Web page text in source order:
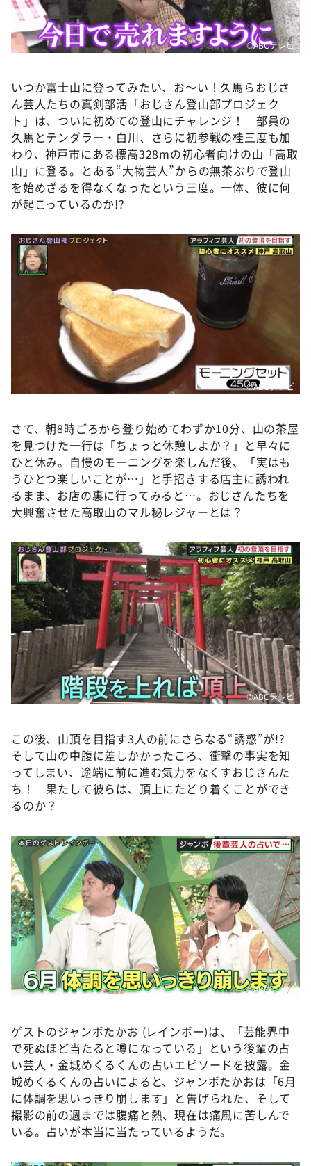
©️ABCテレビ
いつか富士山に登ってみたい、お〜い！久馬らおじさ
ん芸人たちの真剣部活「おじさん登山部プロジェク
ト」は、ついに初めての登山にチャレンジ！ 部員の
久馬とテンダラー・白川、さらに初参戦の桂三度も加
わり、神戸市にある標高328mの初心者向けの山「高取
山」に登る。とある“大物芸人”からの無茶ぶりで登山
を始めざるを得なくなったという三度。一体、彼に何
が起こっているのか!?
©️ABCテレビ
さて、朝8時ごろから登り始めてわずか10分、山の茶屋
を見つけた一行は「ちょっと休憩しよか？」と早々に
ひと休み。自慢のモーニングを楽しんだ後、「実はも
うひとつ楽しいことが…」と手招きする店主に誘われ
るまま、お店の裏に行ってみると…。おじさんたちを
大興奮させた高取山のマル秘レジャーとは？
©️ABCテレビ
この後、山頂を目指す3人の前にさらなる“誘惑”が!?
そして山の中腹に差しかかったころ、衝撃の事実を知
ってしまい、途端に前に進む気力をなくすおじさんた
ち！ 果たして彼らは、頂上にたどり着くことができ
るのか？
©️ABCテレビ
ゲストのジャンボたかお (レインボー)は、「芸能界中
で死ぬほど当たると噂になっている」という後輩の占
い芸人・金城めくるくんの占いエピソードを披露。金
城めくるくんの占いによると、ジャンボたかおは「6月
に体調を思いっきり崩します」と告げられた、そして
撮影の前の週までは腹痛と熱、現在は痛風に苦しんで
いる。占いが本当に当たっているようだ。